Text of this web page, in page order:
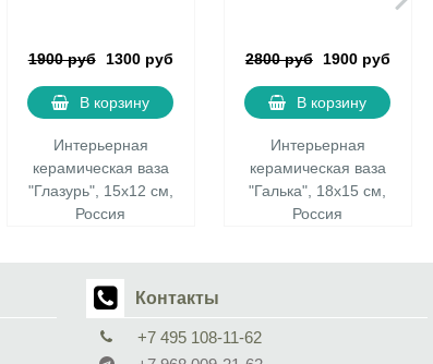
1900 руб 1300 руб
В корзину
Интерьерная
керамическая ваза
"Глазурь", 15х12 см,
Россия
2800 руб 1900 руб
В корзину
Интерьерная
керамическая ваза
"Галька", 18х15 см,
Россия
Контакты
+7 495 108-11-62